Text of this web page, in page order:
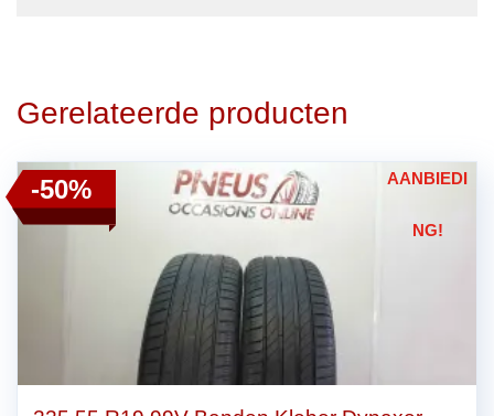
Gerelateerde producten
AANBIEDI
NG!
-50%